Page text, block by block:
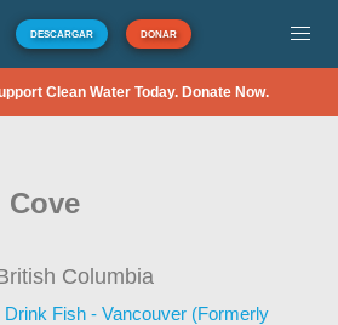
DESCARGAR DONAR
Clean Water Today. Donate Now.
Cove
Columbia
Drink Fish - Vancouver (Formerly